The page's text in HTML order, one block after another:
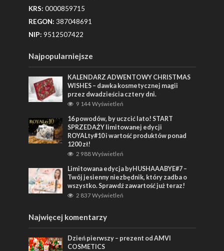
KRS: 0000859715
REGON: 387048691
NIP: 9512507422
Najpopularniejsze
KALENDARZ ADWENTOWY CHRISTMAS
WISHES – dawka kosmetycznej magii
przez dwadzieścia cztery dni.
9 144 Wyświetleń
16 powodów, by uczcić lato! START
SPRZEDAŻY limitowanej edycji
ROYALty#10 i wartość produktów ponad
1200 zł!
2 988 Wyświetleń
Limitowana edycja byHUSHAAABYE#7 –
Twój jesienny niezbędnik, który zadba o
wszystko. Sprawdź zawartość już teraz!
2 837 Wyświetleń
Najwięcej komentarzy
Dzień pierwszy – prezent od AMVI
COSMETICS